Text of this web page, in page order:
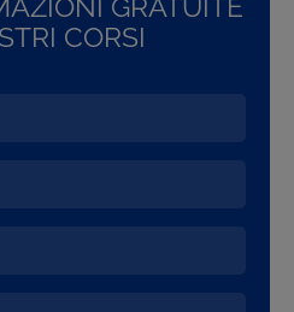
GRATUITE
CORSI